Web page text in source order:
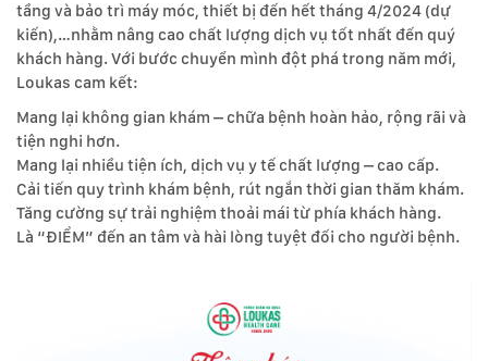
tầng và bảo trì máy móc, thiết bị đến hết tháng 4/2024 (dự
kiến),…nhằm nâng cao chất lượng dịch vụ tốt nhất đến quý
khách hàng. Với bước chuyển mình đột phá trong năm mới,
Loukas cam kết:
Mang lại không gian khám – chữa bệnh hoàn hảo, rộng rãi và
tiện nghi hơn.
Mang lại nhiều tiện ích, dịch vụ y tế chất lượng – cao cấp.
Cải tiến quy trình khám bệnh, rút ngắn thời gian thăm khám.
Tăng cường sự trải nghiệm thoải mái từ phía khách hàng.
Là “ĐIỂM” đến an tâm và hài lòng tuyệt đối cho người bệnh.